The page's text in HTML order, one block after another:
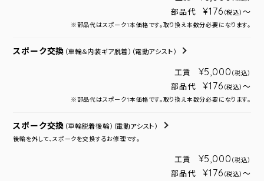
部品代 ¥176 （税込） ～
※部品代はスポーク1本価格です。取り換え本数分必要になります。
スポーク交換 （車輪＆内装ギア脱着） （電動アシスト）
工賃 ¥5,000 （税込）
部品代 ¥176 （税込） ～
※部品代はスポーク1本価格です。取り換え本数分必要になります。
スポーク交換 （車輪脱着後輪） （電動アシスト）
後輪を外して、スポークを交換するお修理です。
工賃 ¥5,000 （税込）
部品代 ¥176 （税込） ～